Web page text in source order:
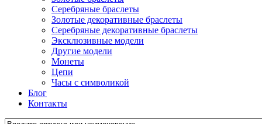
Серебряные браслеты
Золотые декоративные браслеты
Серебряные декоративные браслеты
Эксклюзивные модели
Другие модели
Монеты
Цепи
Часы с символикой
Блог
Контакты